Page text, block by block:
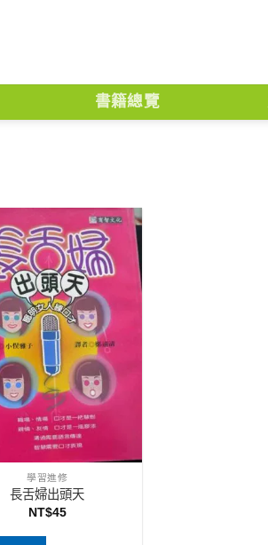
書籍總覽
學習進修
長舌婦出頭天
NT$45